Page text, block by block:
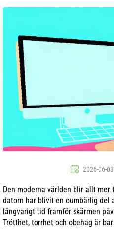
2026-06-03
Den moderna världen blir allt
datorn har blivit en oumbärlig del
långvarigt tid framför skärmen
Trötthet, torrhet och obehag är